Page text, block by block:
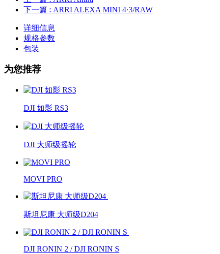
下一篇 : ARRI ALEXA MINI 4·3/RAW
详细信息
规格参数
包装
为您推荐
DJI 如影 RS3
DJI 大师级摇轮
MOVI PRO
斯坦尼康 大师级D204
DJI RONIN 2 / DJI RONIN S